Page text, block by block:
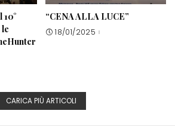
10°
“CENA ALLA LUCE”
18/01/2025
CARICA PIÙ ARTICOLI